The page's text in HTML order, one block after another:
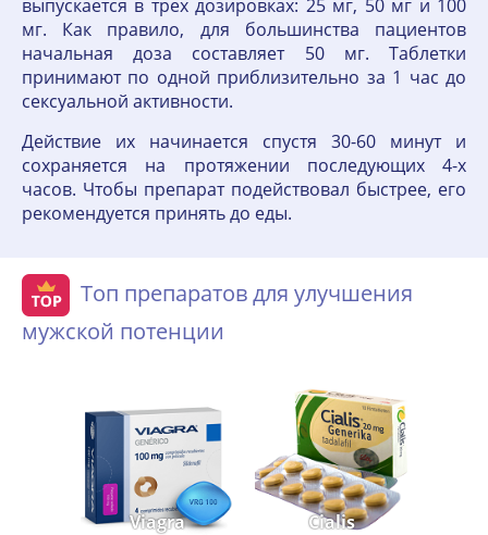
выпускается в трех дозировках: 25 мг, 50 мг и 100
мг. Как правило, для большинства пациентов
начальная доза составляет 50 мг. Таблетки
принимают по одной приблизительно за 1 час до
сексуальной активности.
Действие их начинается спустя 30-60 минут и
сохраняется на протяжении последующих 4-х
часов. Чтобы препарат подействовал быстрее, его
рекомендуется принять до еды.
Топ препаратов для улучшения
мужской потенции
Viagra Cialis